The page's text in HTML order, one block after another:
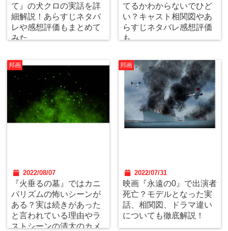
て』の犬クロの実話を詳
細解説！あらすじネタバ
レや感想評価もまとめて
みた
てるかわからないでひど
い？キャスト相関図やあ
らすじネタバレ感想評価
も
邦画
2022/08/07
『火垂るの墓』ではカニ
バリズムの怖いシーンが
ある？実は続きがあった
と言われている理由やラ
ストシーンの清太のカメ
邦画
2022/07/31
映画『永遠の0』で出演者
死亡？モデルとなった実
話、相関図、ドラマ違い
についても徹底解説！